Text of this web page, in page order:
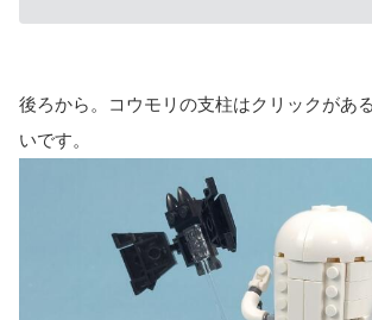
後ろから。コウモリの支柱はクリックがあ
いです。